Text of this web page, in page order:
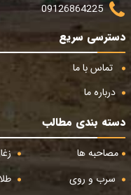
09126864225
دسترسی سریع
تماس با ما
درباره ما
دسته بندی مطالب
مصاحبه ها
سرب و روی
طلا